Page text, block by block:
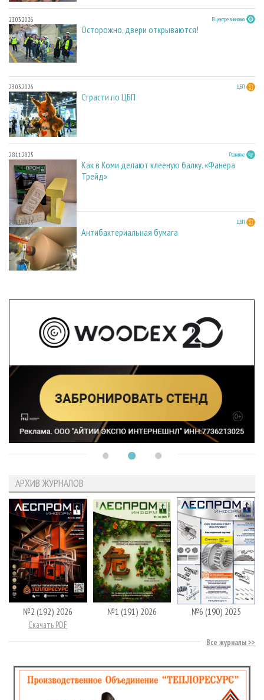
23.03.2026 В центре внимания
Осторожно, двери открываются!
23.03.2026 ЦБП
Страсти по ЦБП
28.11.2025 Развитие
Как в Коми делают клееную балку. «Фанера
Трейд»
28.11.2025 ЦБП
Антибактериальная бумага
АРХИВ ЖУРНАЛОВ
№2 (192) 2026
Скачать PDF
№1 (191) 2026 №6 (190) 2025
Все журналы